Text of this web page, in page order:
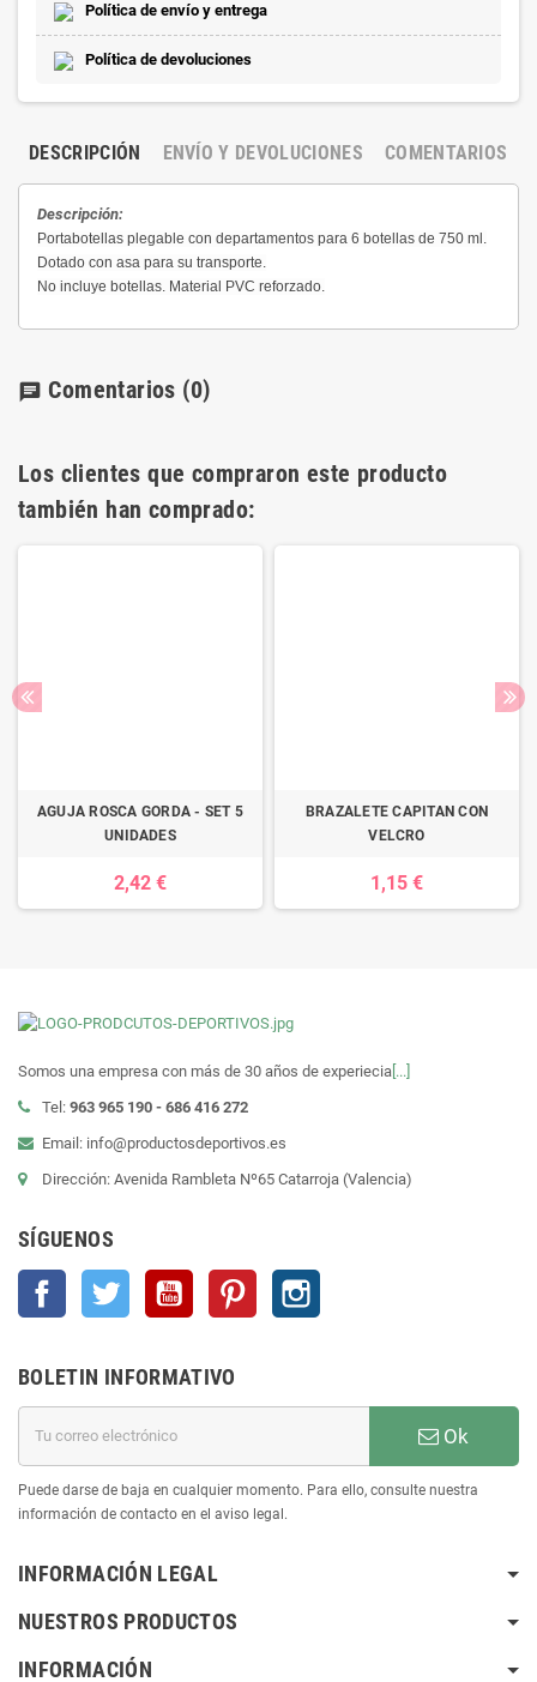
Política de envío y entrega
Política de devoluciones
DESCRIPCIÓN ENVÍO Y DEVOLUCIONES COMENTARIOS
Descripción:
Portabotellas plegable con departamentos para 6 botellas de 750 ml.
Dotado con asa para su transporte.
No incluye botellas. Material PVC reforzado.
chat Comentarios (0)
Los clientes que compraron este producto
también han comprado:
AGUJA ROSCA GORDA - SET 5
UNIDADES
2,42 €
BRAZALETE CAPITAN CON
VELCRO
1,15 €
Somos una empresa con más de 30 años de experiecia [...]
Tel: 963 965 190 - 686 416 272
Email: info@productosdeportivos.es
Dirección: Avenida Rambleta Nº65 Catarroja (Valencia)
SÍGUENOS
Facebook Twitter YouTube Pinterest
BOLETIN INFORMATIVO
Ok
Puede darse de baja en cualquier momento. Para ello, consulte nuestra
información de contacto en el aviso legal.
INFORMACIÓN LEGAL
NUESTROS PRODUCTOS
INFORMACIÓN